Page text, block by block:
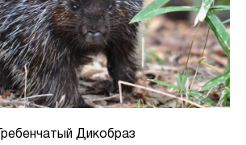
Гребенчатый Дикобраз